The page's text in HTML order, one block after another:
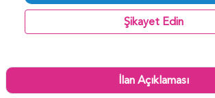
Şikayet Edin
İlan Açıklaması